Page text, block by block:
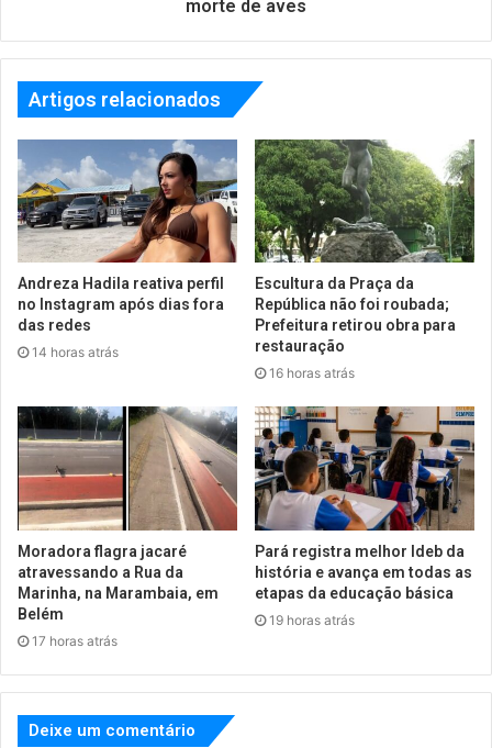
morte de aves
Artigos relacionados
Andreza Hadila reativa perfil
no Instagram após dias fora
das redes
14 horas atrás
Escultura da Praça da
República não foi roubada;
Prefeitura retirou obra para
restauração
16 horas atrás
Moradora flagra jacaré
atravessando a Rua da
Marinha, na Marambaia, em
Belém
17 horas atrás
Pará registra melhor Ideb da
história e avança em todas as
etapas da educação básica
19 horas atrás
Deixe um comentário